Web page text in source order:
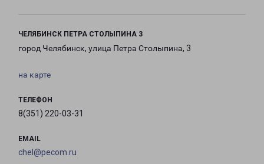
ЧЕЛЯБИНСК ПЕТРА СТОЛЫПИНА 3
город Челябинск, улица Петра Столыпина, 3
на карте
ТЕЛЕФОН
8(351) 220-03-31
EMAIL
chel@pecom.ru